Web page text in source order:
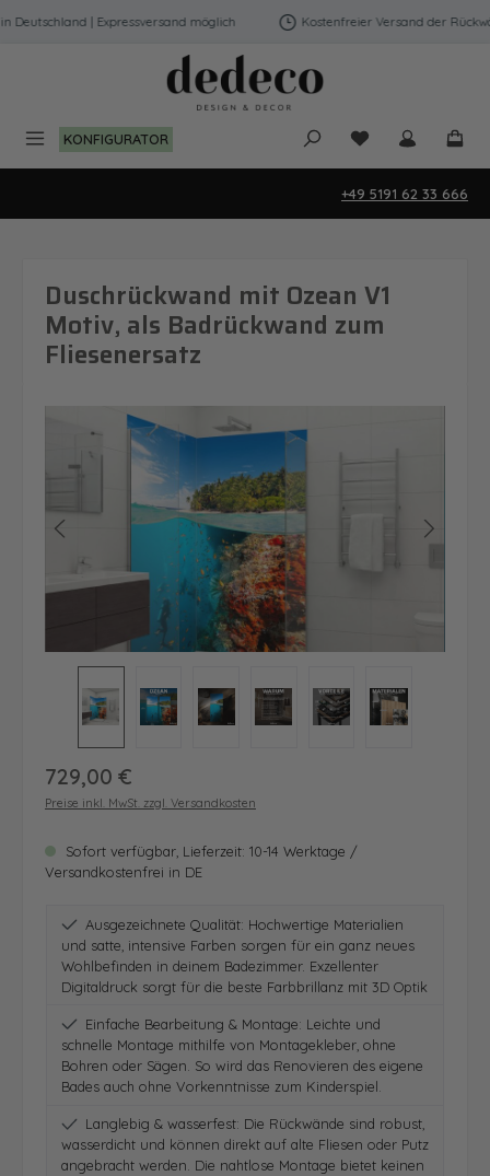
Zum Hauptinhalt springen
| Expressversand möglich Kostenfreier Versand der
KONFIGURATOR Du hast 0
+49 5191 62 33 666
Duschrückwand mit Ozean V1
Motiv, als Badrückwand zum
Fliesenersatz
Bildergalerie überspringen
Regulärer Preis:
729,00 €
Preise inkl. MwSt. zzgl. Versandkosten
Sofort verfügbar, Lieferzeit: 10-14 Werktage /
Versandkostenfrei in DE
Ausgezeichnete Qualität: Hochwertige Materialien
und satte, intensive Farben sorgen für ein ganz neues
Wohlbefinden in deinem Badezimmer. Exzellenter
Digitaldruck sorgt für die beste Farbbrillanz mit 3D Optik
Einfache Bearbeitung & Montage: Leichte und
schnelle Montage mithilfe von Montagekleber, ohne
Bohren oder Sägen. So wird das Renovieren des eigene
Bades auch ohne Vorkenntnisse zum Kinderspiel.
Langlebig & wasserfest: Die Rückwände sind robust,
wasserdicht und können direkt auf alte Fliesen oder Putz
angebracht werden. Die nahtlose Montage bietet keinen